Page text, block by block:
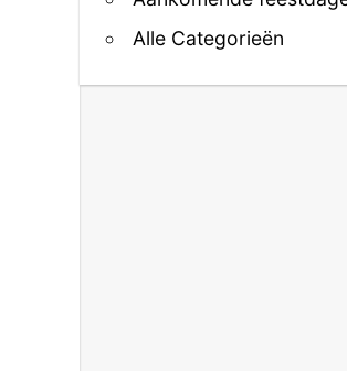
Alle Categorieën